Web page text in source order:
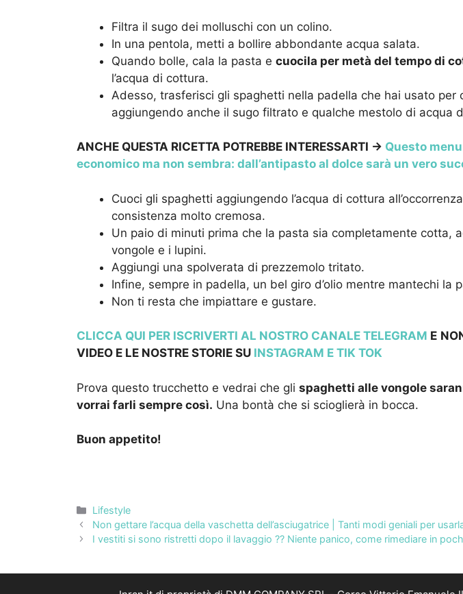
Filtra il sugo dei molluschi con un colino.
In una pentola, metti a bollire abbondante acqua salata.
Quando bolle, cala la pasta e cuocila per metà del tempo di
l’acqua di cottura.
Adesso, trasferisci gli spaghetti nella padella che hai usato per
aggiungendo anche il sugo filtrato e qualche mestolo di acqua
ANCHE QUESTA RICETTA POTREBBE INTERESSARTI -> Questo
economico ma non sembra: dall’antipasto al dolce sarà un vero
Cuoci gli spaghetti aggiungendo l’acqua di cottura
consistenza molto cremosa.
Un paio di minuti prima che la pasta sia completamente cotta,
vongole e i lupini.
Aggiungi una spolverata di prezzemolo tritato.
Infine, sempre in padella, un bel giro d’olio mentre mantechi la
Non ti resta che impiattare e gustare.
CLICCA QUI PER ISCRIVERTI AL NOSTRO CANALE TELEGRAM E
VIDEO E LE NOSTRE STORIE SU INSTAGRAM E TIK TOK
Prova questo trucchetto e vedrai che gli spaghetti alle vongole
vorrai farli sempre così. Una bontà che si scioglierà in bocca.
Buon appetito!
Categorie
Lifestyle
Non gettare l’acqua della vaschetta dell’asciugatrice | Tanti modi geniali per
I vestiti si sono ristretti dopo il lavaggio ?? Niente panico, come rimediare in